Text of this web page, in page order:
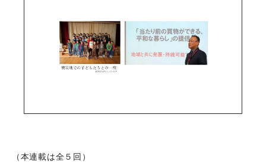
（本連載は全５回）